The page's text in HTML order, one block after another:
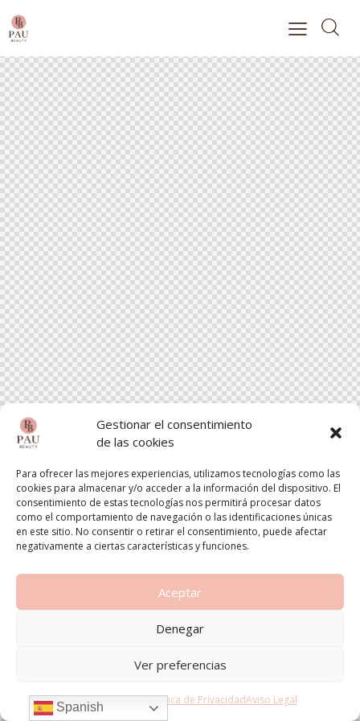
Gestionar el consentimiento
de las cookies
Para ofrecer las mejores experiencias, utilizamos tecnologías como las
cookies para almacenar y/o acceder a la información del dispositivo. El
consentimiento de estas tecnologías nos permitirá procesar datos
como el comportamiento de navegación o las identificaciones únicas
en este sitio. No consentir o retirar el consentimiento, puede afectar
negativamente a ciertas características y funciones.
Aceptar
Denegar
Ver preferencias
Política de cookiesPolítica de PrivacidadAviso Legal
Spanish